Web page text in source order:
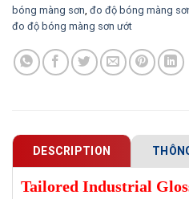
bóng màng sơn, đo độ bóng màng
đo độ bóng màng sơn ướt
DESCRIPTION
Tailored Industrial